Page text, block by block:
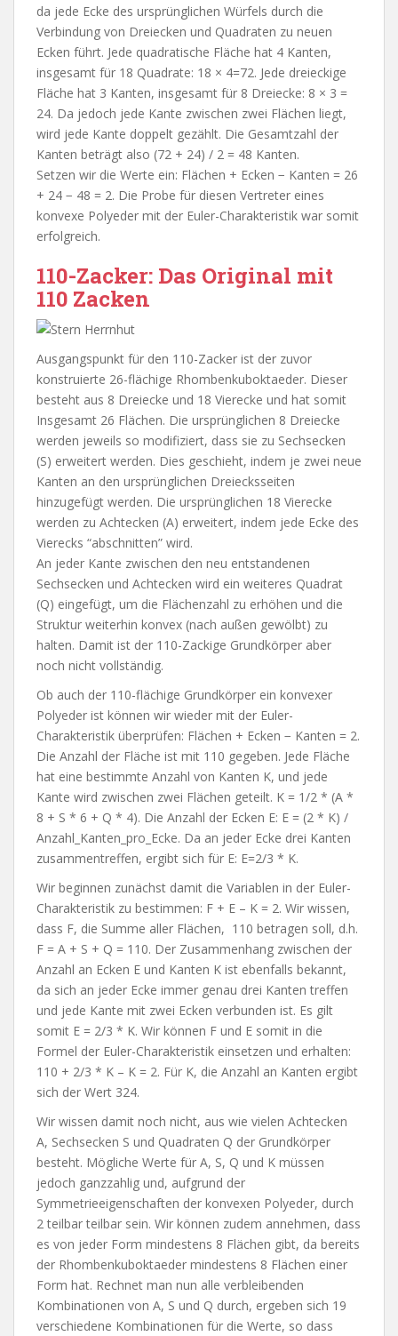
da jede Ecke des ursprünglichen Würfels durch die
Verbindung von Dreiecken und Quadraten zu neuen
Ecken führt. Jede quadratische Fläche hat 4 Kanten,
insgesamt für 18 Quadrate: 18 × 4=72. Jede dreieckige
Fläche hat 3 Kanten, insgesamt für 8 Dreiecke: 8 × 3 =
24. Da jedoch jede Kante zwischen zwei Flächen liegt,
wird jede Kante doppelt gezählt. Die Gesamtzahl der
Kanten beträgt also (72 + 24) / 2 = 48 Kanten.
Setzen wir die Werte ein: Flächen + Ecken − Kanten = 26
+ 24 − 48 = 2. Die Probe für diesen Vertreter eines
konvexe Polyeder mit der Euler-Charakteristik war somit
erfolgreich.
110-Zacker: Das Original mit
110 Zacken
Ausgangspunkt für den 110-Zacker ist der zuvor
konstruierte 26-flächige Rhombenkuboktaeder. Dieser
besteht aus 8 Dreiecke und 18 Vierecke und hat somit
Insgesamt 26 Flächen. Die ursprünglichen 8 Dreiecke
werden jeweils so modifiziert, dass sie zu Sechsecken
(S) erweitert werden. Dies geschieht, indem je zwei neue
Kanten an den ursprünglichen Dreiecksseiten
hinzugefügt werden. Die ursprünglichen 18 Vierecke
werden zu Achtecken (A) erweitert, indem jede Ecke des
Vierecks “abschnitten” wird.
An jeder Kante zwischen den neu entstandenen
Sechsecken und Achtecken wird ein weiteres Quadrat
(Q) eingefügt, um die Flächenzahl zu erhöhen und die
Struktur weiterhin konvex (nach außen gewölbt) zu
halten. Damit ist der 110-Zackige Grundkörper aber
noch nicht vollständig.
Ob auch der 110-flächige Grundkörper ein konvexer
Polyeder ist können wir wieder mit der Euler-
Charakteristik überprüfen: Flächen + Ecken − Kanten = 2.
Die Anzahl der Fläche ist mit 110 gegeben. Jede Fläche
hat eine bestimmte Anzahl von Kanten K, und jede
Kante wird zwischen zwei Flächen geteilt. K = 1/2 * (A *
8 + S * 6 + Q * 4). Die Anzahl der Ecken E: E = (2 * K) /
Anzahl_Kanten_pro_Ecke. Da an jeder Ecke drei Kanten
zusammentreffen, ergibt sich für E: E=2/3 * K.
Wir beginnen zunächst damit die Variablen in der Euler-
Charakteristik zu bestimmen: F + E – K = 2. Wir wissen,
dass F, die Summe aller Flächen, 110 betragen soll, d.h.
F = A + S + Q = 110. Der Zusammenhang zwischen der
Anzahl an Ecken E und Kanten K ist ebenfalls bekannt,
da sich an jeder Ecke immer genau drei Kanten treffen
und jede Kante mit zwei Ecken verbunden ist. Es gilt
somit E = 2/3 * K. Wir können F und E somit in die
Formel der Euler-Charakteristik einsetzen und erhalten:
110 + 2/3 * K – K = 2. Für K, die Anzahl an Kanten ergibt
sich der Wert 324.
Wir wissen damit noch nicht, aus wie vielen Achtecken
A, Sechsecken S und Quadraten Q der Grundkörper
besteht. Mögliche Werte für A, S, Q und K müssen
jedoch ganzzahlig und, aufgrund der
Symmetrieeigenschaften der konvexen Polyeder, durch
2 teilbar teilbar sein. Wir können zudem annehmen, dass
es von jeder Form mindestens 8 Flächen gibt, da bereits
der Rhombenkuboktaeder mindestens 8 Flächen einer
Form hat. Rechnet man nun alle verbleibenden
Kombinationen von A, S und Q durch, ergeben sich 19
verschiedene Kombinationen für die Werte, so dass